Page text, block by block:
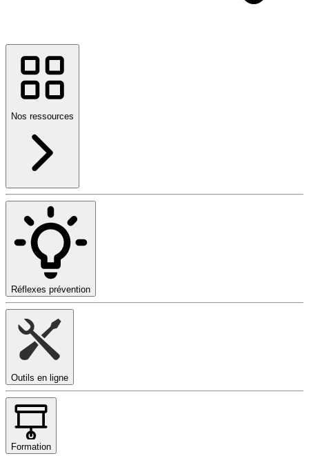
Nos ressources
Réflexes prévention
Outils en ligne
Formation